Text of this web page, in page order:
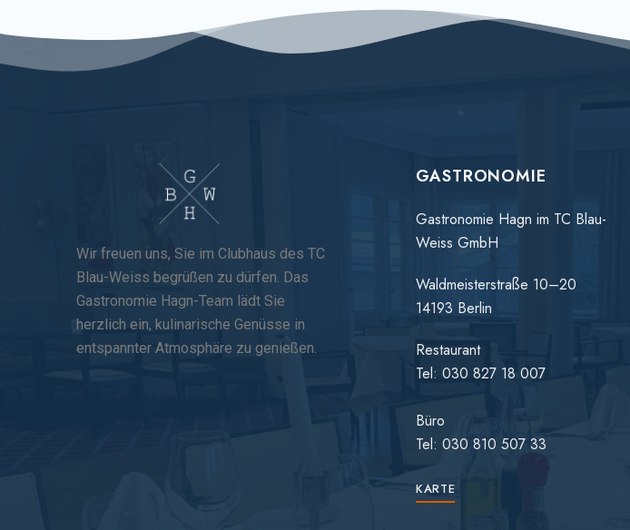
Wir freuen uns, Sie im Clubhaus des TC
Blau-Weiss begrüßen zu dürfen. Das
Gastronomie Hagn-Team lädt Sie
herzlich ein, kulinarische Genüsse in
entspannter Atmosphäre zu genießen.
GASTRONOMIE
Gastronomie Hagn im TC Blau-
Weiss GmbH
Waldmeisterstraße 10–20
14193 Berlin
Restaurant
Tel: 030 827 18 007
Büro
Tel: 030 810 507 33
KARTE